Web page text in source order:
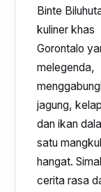
Binte
kuliner khas
Gorontalo
melegenda,
jagung,
dan ikan
satu
hangat.
cerita rasa